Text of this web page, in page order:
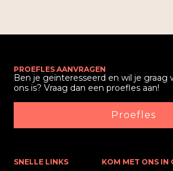
PROEFLES AANVRAGEN
Ben je geïnteresseerd en wil je graag
ons is? Vraag dan een proefles aan!
Proefles
SNELLE LINKS KOM MET ONS IN